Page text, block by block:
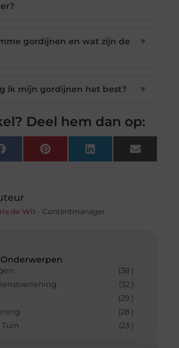
(38 )
(32 )
(29 )
(28 )
(23 )
gordijnen en wat zijn de
▼
ik mijn gordijnen het best? ▼
Deel hem dan op:
FacebookPinterest LinkedIn Email
de Wit- Contentmanager